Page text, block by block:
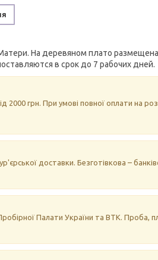
На деревяном плато размещена
в срок до 7 рабочих дней.
2000 грн. При умові повної оплати на
доставки. Безготівкова –
Палати України та ВТК. Проба,